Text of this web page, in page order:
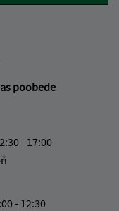
poobede
- 17:00
- 12:30